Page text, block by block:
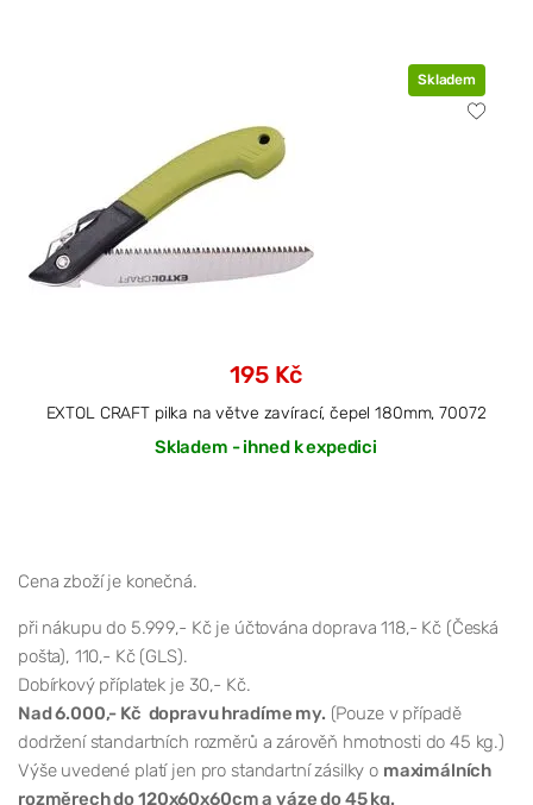
Skladem
195 Kč
EXTOL CRAFT pilka na větve zavírací, čepel 180mm, 70072
Skladem - ihned k expedici
Cena zboží je konečná.
při nákupu do 5.999,- Kč je účtována doprava 118,- Kč (Česká
pošta), 110,- Kč (GLS).
Dobírkový příplatek je 30,- Kč.
Nad 6.000,- Kč dopravu hradíme my. (Pouze v případě
dodržení standartních rozměrů a zárověň hmotnosti do 45 kg.)
Výše uvedené platí jen pro standartní zásilky o maximálních
rozměrech do 120x60x60cm a váze do 45 kg.